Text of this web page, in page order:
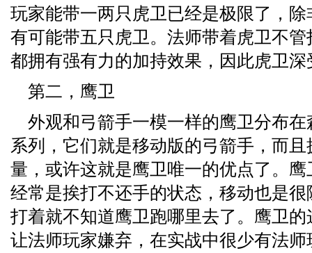
玩家能带一两只虎卫已经是极限了，
有可能带五只虎卫。法师带着虎卫不
都拥有强有力的加持效果，因此虎卫
第二，鹰卫
外观和弓箭手一模一样的鹰卫分布
系列，它们就是移动版的弓箭手，而且
量，或许这就是鹰卫唯一的优点了。
经常是挨打不还手的状态，移动也是
打着就不知道鹰卫跑哪里去了。鹰卫
让法师玩家嫌弃，在实战中很少有法